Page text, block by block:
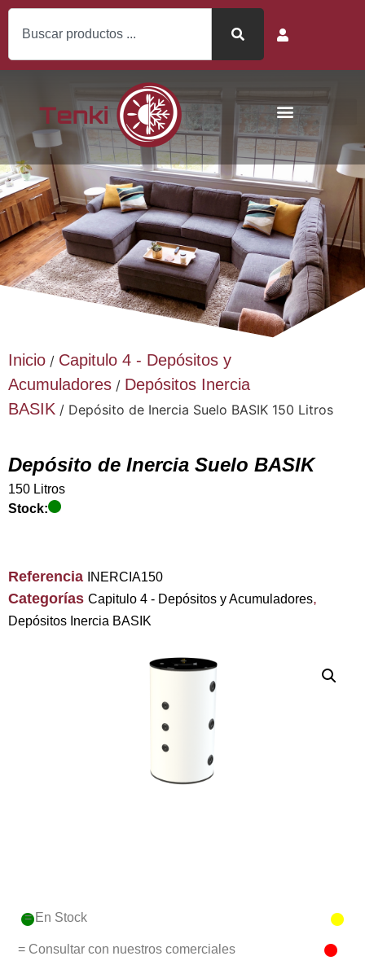
Inicio / Capitulo 4 - Depósitos y
Acumuladores / Depósitos Inercia
BASIK / Depósito de Inercia Suelo BASIK 150 Litros
Depósito de Inercia Suelo BASIK
150 Litros
Stock:
Referencia INERCIA150
Categorías Capitulo 4 - Depósitos y Acumuladores,
Depósitos Inercia BASIK
= En Stock
= Consultar con nuestros comerciales